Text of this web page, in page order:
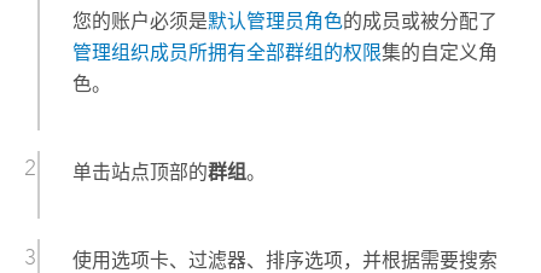
您的账户必须是默认管理员角色的成员或被分配了
管理组织成员所拥有全部群组的权限集的自定义角
色。
单击站点顶部的群组。
使用选项卡、过滤器、排序选项，并根据需要搜索